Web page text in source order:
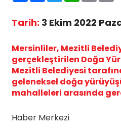
Tarih: 3 Ekim 2022
Mersinliler, Mezitli
gerçekleştirilen Doğa
Mezitli Belediyesi
geleneksel doğa
mahalleleri arasında
Haber Merkezi